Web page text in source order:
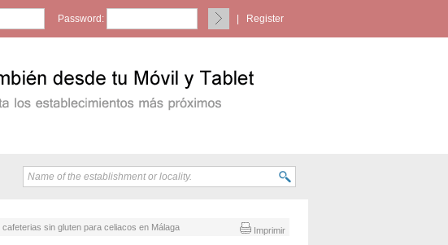
Password: Register
Imprimir
sin gluten para celiacos en Málaga